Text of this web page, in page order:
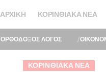
ΑΡΧΙΚΉ ΚΟΡΙΝΘΙΑΚΆ ΝΈΑ
ΟΡΘΟΔΟΞΟΣ ΛΟΓΟΣ
ΚΟΡΙΝΘΙΑΚΆ ΝΈΑ